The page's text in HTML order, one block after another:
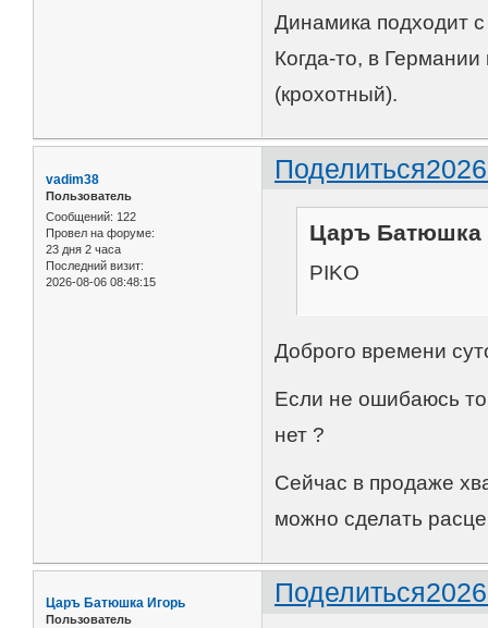
Динамика подходит
Когда-то, в
(крохотный).
Поделиться
vadim38
Пользователь
Сообщений: 122
Провел на форуме:
23 дня 2 часа
Последний визит:
2026-08-06 08:48:15
Царъ Батюшка
PIKO
Доброго времени
Если не ошибаюсь
нет ?
Сейчас в продаже
можно сделать
Поделиться
Царъ Батюшка Игорь
Пользователь